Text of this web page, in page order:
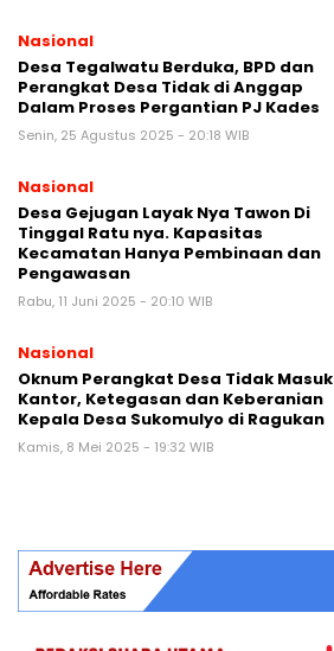
Nasional
Desa Tegalwatu Berduka, BPD dan
Perangkat Desa Tidak di Anggap
Dalam Proses Pergantian PJ Kades
Senin, 25 Agustus 2025 - 20:18 WIB
Nasional
Desa Gejugan Layak Nya Tawon Di
Tinggal Ratu nya. Kapasitas
Kecamatan Hanya Pembinaan dan
Pengawasan
Rabu, 11 Juni 2025 - 20:10 WIB
Nasional
Oknum Perangkat Desa Tidak Masuk
Kantor, Ketegasan dan Keberanian
Kepala Desa Sukomulyo di Ragukan
Kamis, 8 Mei 2025 - 19:32 WIB